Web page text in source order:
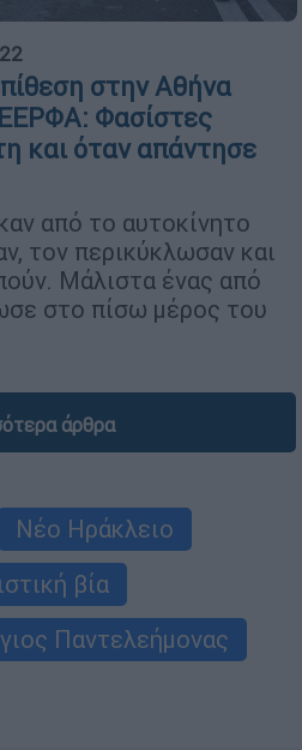
στην Αθήνα
Φασίστες
και όταν απάντησε
από το αυτοκίνητο
τον περικύκλωσαν και
Μάλιστα ένας από
στο πίσω μέρος του
άρθρα
Νέο Ηράκλειο
βία
Παντελεήμονας